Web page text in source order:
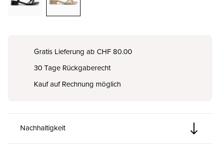
Gratis Lieferung ab CHF 80.00
30 Tage Rückgaberecht
Kauf auf Rechnung möglich
Nachhaltigkeit